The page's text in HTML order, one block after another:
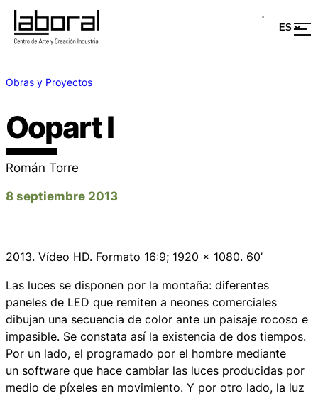
Obras y Proyectos
Oopart I
Román Torre
8 septiembre 2013
2013. Vídeo HD. Formato 16:9; 1920 x 1080. 60’
Las luces se disponen por la montaña: diferentes
paneles de LED que remiten a neones comerciales
dibujan una secuencia de color ante un paisaje rocoso e
impasible. Se constata así la existencia de dos tiempos.
Por un lado, el programado por el hombre mediante
un software que hace cambiar las luces producidas por
medio de píxeles en movimiento. Y por otro lado, la luz